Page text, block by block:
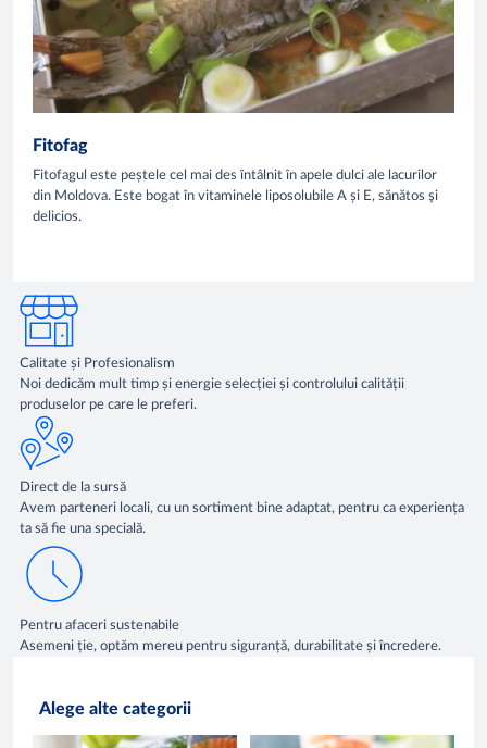
Fitofag
Fitofagul este peștele cel mai des întâlnit în apele dulci ale lacurilor
din Moldova. Este bogat în vitaminele liposolubile A și E, sănătos şi
delicios.
Calitate și Profesionalism
Noi dedicăm mult timp și energie selecției și controlului calității
produselor pe care le preferi.
Direct de la sursă
Avem parteneri locali, cu un sortiment bine adaptat, pentru ca experiența
ta să fie una specială.
Pentru afaceri sustenabile
Asemeni ție, optăm mereu pentru siguranță, durabilitate și încredere.
Alege alte categorii